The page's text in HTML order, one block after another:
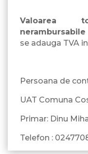
Valoarea
nerambursabile
se adauga TVA
Persoana de
UAT Comuna
Primar: Dinu
Telefon :